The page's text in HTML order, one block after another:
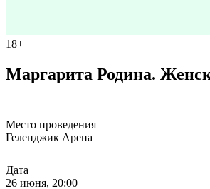
18+
Маргарита Родина.
Место проведения
Геленджик Арена
Дата
26 июня, 20:00